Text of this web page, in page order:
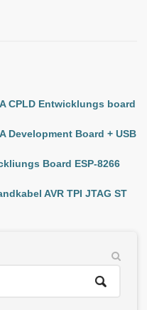
CPLD Entwicklungs board
Development Board + USB
Board ESP-8266
AVR TPI JTAG ST